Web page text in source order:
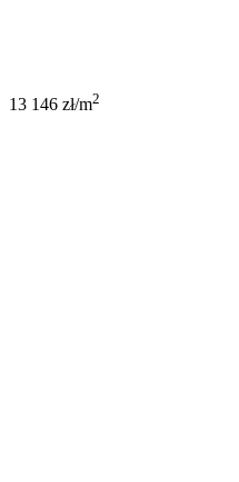
13 146 zł/m2